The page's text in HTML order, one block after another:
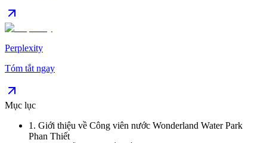
Perplexity
Tóm tắt ngay
Mục lục
1 . Giới thiệu về Công viên nước Wonderland Water Park
Phan Thiết